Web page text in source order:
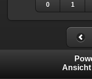
0 1
Ansicht